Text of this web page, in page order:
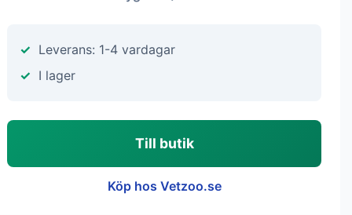
Leverans: 1-4 vardagar
I lager
Till butik
Köp hos Vetzoo.se